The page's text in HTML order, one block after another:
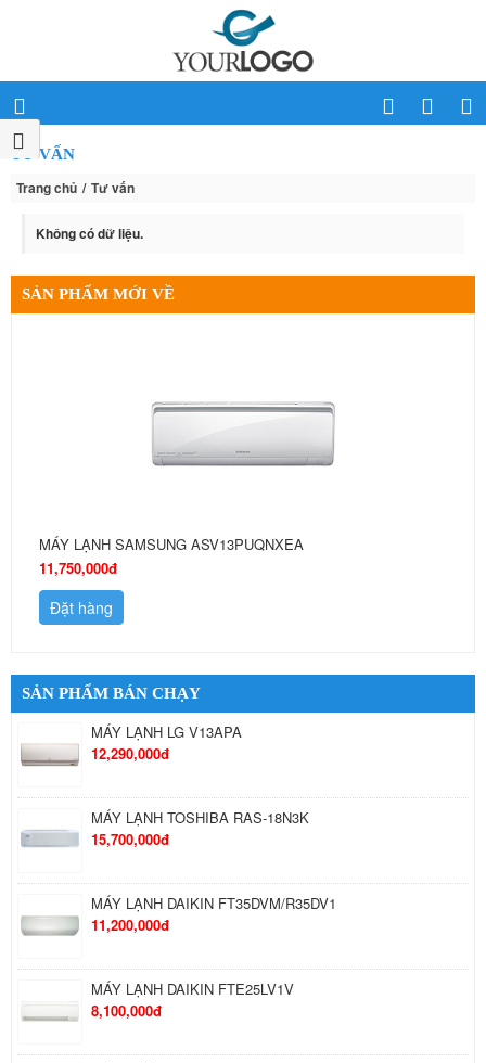
TƯ VẤN
Trang chủ Tư vấn
Không có dữ liệu.
SẢN PHẨM MỚI VỀ
MÁY LẠNH SAMSUNG ASV13PUQNXEA
11,750,000đ
Đặt hàng
SẢN PHẨM BÁN CHẠY
MÁY LẠNH LG V13APA
12,290,000đ
MÁY LẠNH TOSHIBA RAS-18N3K
15,700,000đ
MÁY LẠNH DAIKIN FT35DVM/R35DV1
11,200,000đ
MÁY LẠNH DAIKIN FTE25LV1V
8,100,000đ